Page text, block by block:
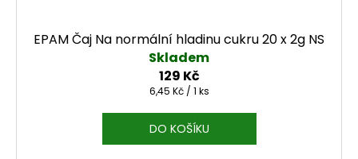
EPAM Čaj Na normální hladinu cukru 20 x 2g NS
Skladem
129 Kč
Měrná cena:
6,45 Kč / 1 ks
DO KOŠÍKU